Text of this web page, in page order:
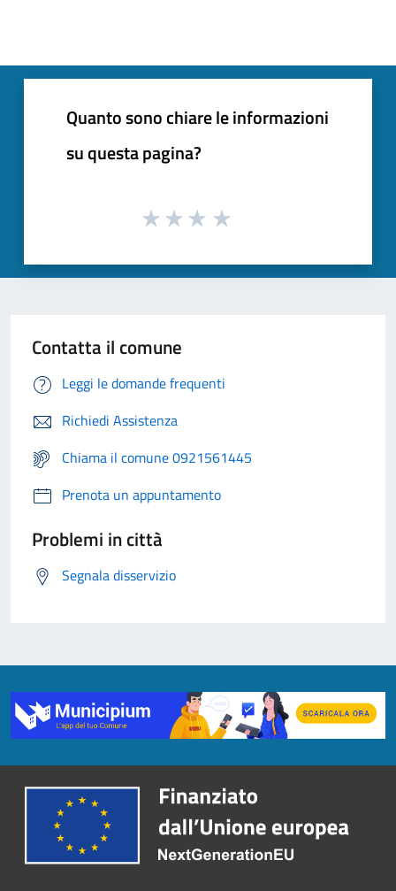
Quanto sono chiare le informazioni
su questa pagina?
Contatta il comune
Leggi le domande frequenti
Richiedi Assistenza
Chiama il comune 0921561445
Prenota un appuntamento
Problemi in città
Segnala disservizio